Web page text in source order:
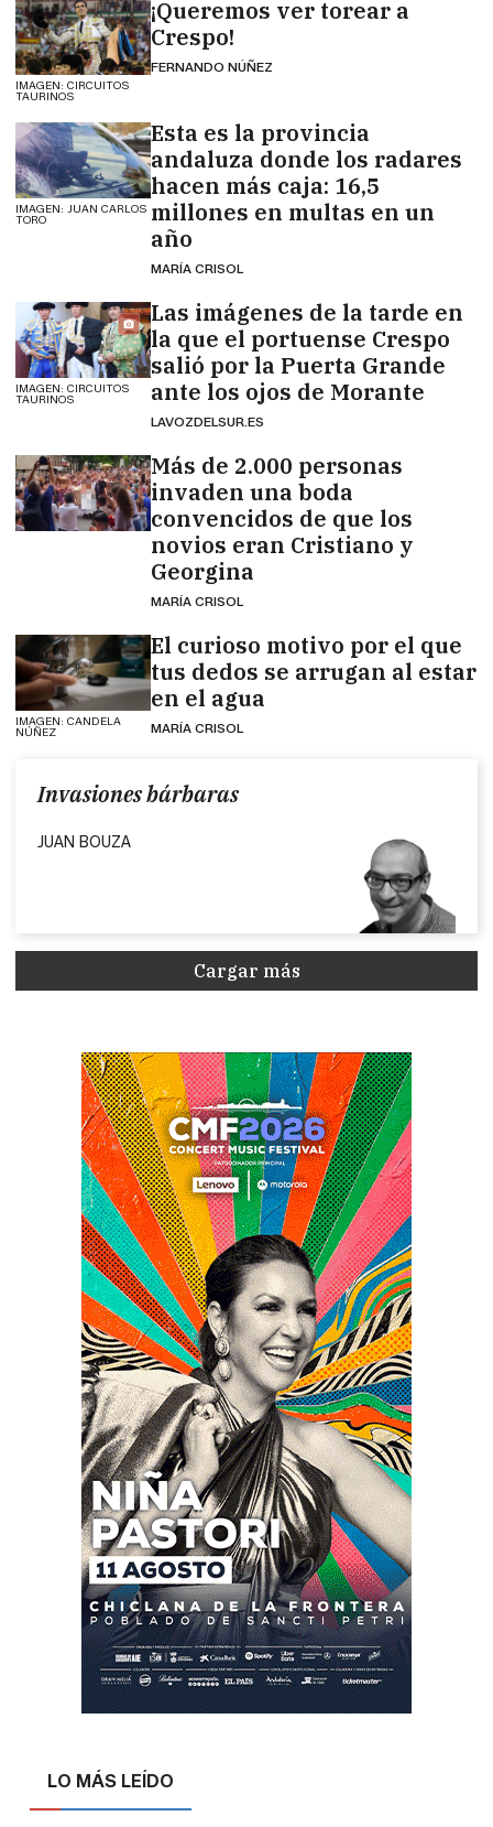
IMAGEN: CIRCUITOS
TAURINOS
¡Queremos ver torear a
Crespo!
FERNANDO NÚÑEZ
IMAGEN: JUAN CARLOS
TORO
Esta es la provincia
andaluza donde los radares
hacen más caja: 16,5
millones en multas en un
año
MARÍA CRISOL
IMAGEN: CIRCUITOS
TAURINOS
Las imágenes de la tarde en
la que el portuense Crespo
salió por la Puerta Grande
ante los ojos de Morante
LAVOZDELSUR.ES
Más de 2.000 personas
invaden una boda
convencidos de que los
novios eran Cristiano y
Georgina
MARÍA CRISOL
IMAGEN: CANDELA
NÚÑEZ
El curioso motivo por el que
tus dedos se arrugan al estar
en el agua
MARÍA CRISOL
Invasiones bárbaras
JUAN BOUZA
Cargar más
LO MÁS LEÍDO